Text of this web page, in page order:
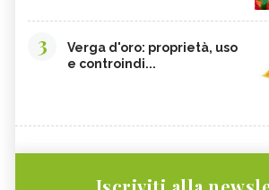
3
Verga d'oro: proprietà, uso
e controindi...